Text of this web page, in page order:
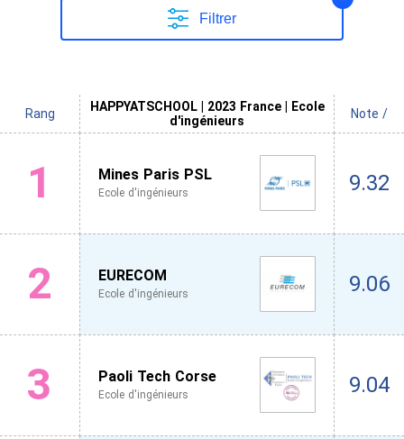
Filtrer
Rang
HAPPYATSCHOOL | 2023 France | Ecole
d'ingénieurs
Note /
1 Mines Paris PSL
Ecole d'ingénieurs 9.32
2 EURECOM
Ecole d'ingénieurs 9.06
3 Paoli Tech Corse
Ecole d'ingénieurs 9.04